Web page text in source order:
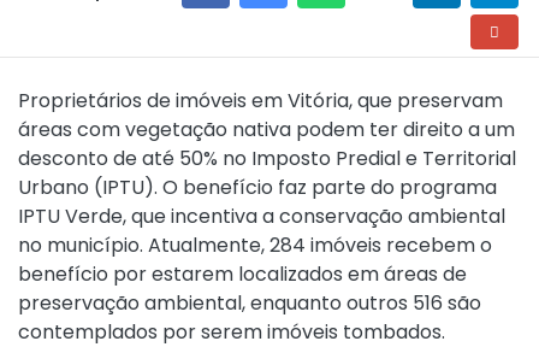
Proprietários de imóveis em Vitória, que preservam
áreas com vegetação nativa podem ter direito a um
desconto de até 50% no Imposto Predial e Territorial
Urbano (IPTU). O benefício faz parte do programa
IPTU Verde, que incentiva a conservação ambiental
no município. Atualmente, 284 imóveis recebem o
benefício por estarem localizados em áreas de
preservação ambiental, enquanto outros 516 são
contemplados por serem imóveis tombados.